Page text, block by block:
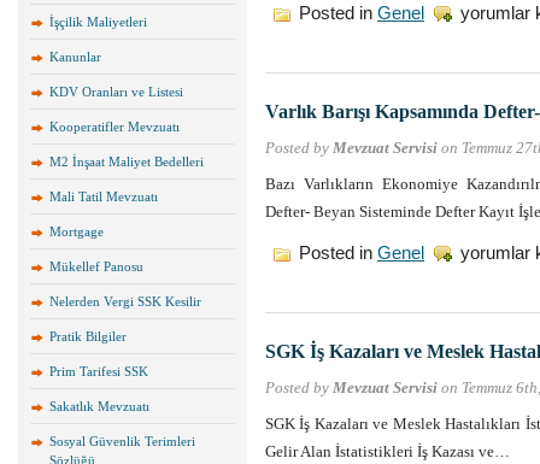
İşçilik Maliyetleri
Kanunlar
KDV Oranları ve Listesi
Kooperatifler Mevzuatı
M2 İnşaat Maliyet Bedelleri
Mali Tatil Mevzuatı
Mortgage
Mükellef Panosu
Nelerden Vergi SSK Kesilir
Pratik Bilgiler
Prim Tarifesi SSK
Sakatlık Mevzuatı
Sosyal Güvenlik Terimleri
Sözlüğü
Posted in Genel
Sigortacılık
Destek
için
yorumlar
Varlık Barışı Kapsamında
Posted by Mevzuat Servisi on Temmuz
Bazı Varlıkların Ekonomiye
Defter- Beyan Sisteminde Defter Kayıt
Posted in Genel
Varlık
Barışı
Sistemi
Kılavuzu
yorumlar
SGK İş Kazaları ve Meslek
Posted by Mevzuat Servisi on Temmuz
SGK İş Kazaları ve Meslek
Gelir Alan İstatistikleri İş Kazası ve…